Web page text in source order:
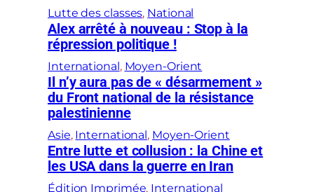
Lutte des classes, National
Alex arrêté à nouveau : Stop à la
répression politique !
International, Moyen-Orient
Il n’y aura pas de « désarmement »
du Front national de la résistance
palestinienne
Asie, International, Moyen-Orient
Entre lutte et collusion : la Chine et
les USA dans la guerre en Iran
Édition Imprimée, International